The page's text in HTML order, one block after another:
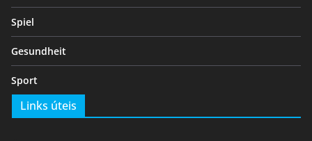
Spiel
Gesundheit
Sport
Links úteis